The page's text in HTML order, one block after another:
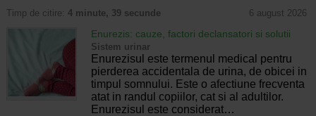
Timp de citire: 4 minute, 39 secunde 6 august 2026
Enurezis: cauze, factori declansatori si solutii
Sistem urinar
Enurezisul este termenul medical pentru
pierderea accidentala de urina, de obicei in
timpul somnului. Este o afectiune frecventa
atat in randul copiilor, cat si al adultilor.
Enurezisul este considerat…